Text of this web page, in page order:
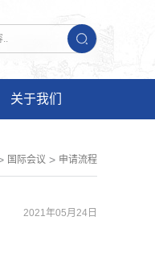
关于我们
国际会议 > 申请流程
2021年05月24日